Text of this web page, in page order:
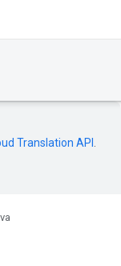
Translation API